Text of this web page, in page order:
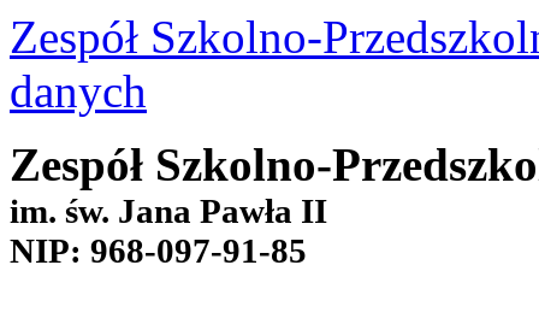
Zespół Szkolno-
danych
Zespół Szkolno-
im. św. Jana Pawła II
NIP: 968-097-91-85